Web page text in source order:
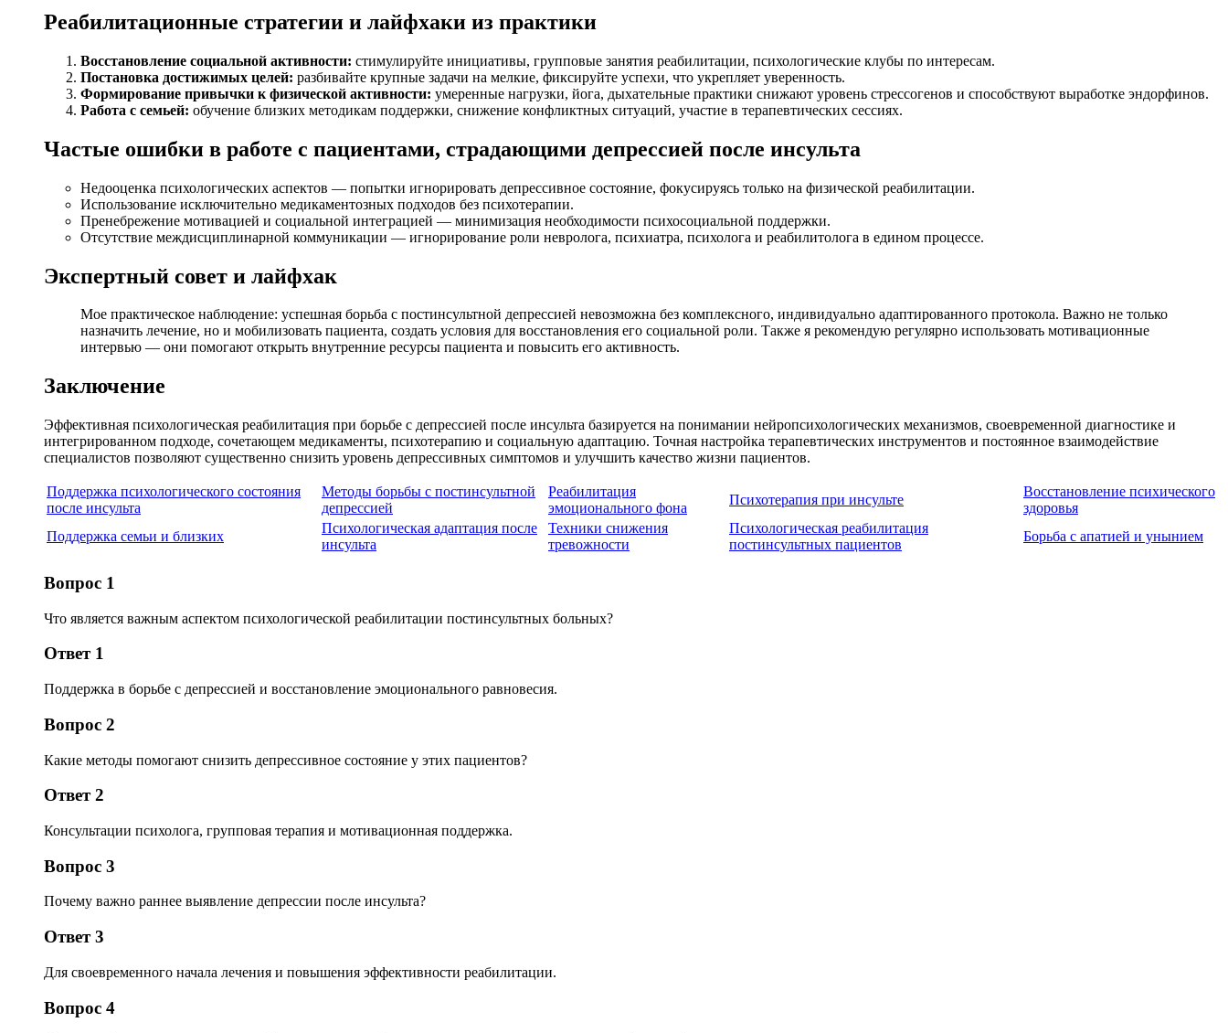
Реабилитационные стратегии и лайфхаки из практики
Восстановление социальной активности: стимулируйте инициативы, групповые занятия реабилитации, психологические клубы по интересам.
Постановка достижимых целей: разбивайте крупные задачи на мелкие, фиксируйте успехи, что укрепляет уверенность.
Формирование привычки к физической активности: умеренные нагрузки, йога, дыхательные практики снижают уровень стрессогенов и способствуют выработке эндорфинов.
Работа с семьей: обучение близких методикам поддержки, снижение конфликтных ситуаций, участие в терапевтических сессиях.
Частые ошибки в работе с пациентами, страдающими депрессией после инсульта
Недооценка психологических аспектов — попытки игнорировать депрессивное состояние, фокусируясь только на физической реабилитации.
Использование исключительно медикаментозных подходов без психотерапии.
Пренебрежение мотивацией и социальной интеграцией — минимизация необходимости психосоциальной поддержки.
Отсутствие междисциплинарной коммуникации — игнорирование роли невролога, психиатра, психолога и реабилитолога в едином процессе.
Экспертный совет и лайфхак
Мое практическое наблюдение: успешная борьба с постинсультной депрессией невозможна без комплексного, индивидуально адаптированного протокола. Важно не только
назначить лечение, но и мобилизовать пациента, создать условия для восстановления его социальной роли. Также я рекомендую регулярно использовать мотивационные
интервью — они помогают открыть внутренние ресурсы пациента и повысить его активность.
Заключение
Эффективная психологическая реабилитация при борьбе с депрессией после инсульта базируется на понимании нейропсихологических механизмов, своевременной диагностике и
интегрированном подходе, сочетающем медикаменты, психотерапию и социальную адаптацию. Точная настройка терапевтических инструментов и постоянное взаимодействие
специалистов позволяют существенно снизить уровень депрессивных симптомов и улучшить качество жизни пациентов.
Поддержка психологического состояния
после инсульта
Методы борьбы с постинсультной
депрессией
Реабилитация
эмоционального фона
Психотерапия при инсульте
Восстановление психического
здоровья
Поддержка семьи и близких
Психологическая адаптация после
инсульта
Техники снижения
тревожности
Психологическая реабилитация
постинсультных пациентов
Борьба с апатией и унынием
Вопрос 1
Что является важным аспектом психологической реабилитации постинсультных больных?
Ответ 1
Поддержка в борьбе с депрессией и восстановление эмоционального равновесия.
Вопрос 2
Какие методы помогают снизить депрессивное состояние у этих пациентов?
Ответ 2
Консультации психолога, групповая терапия и мотивационная поддержка.
Вопрос 3
Почему важно раннее выявление депрессии после инсульта?
Ответ 3
Для своевременного начала лечения и повышения эффективности реабилитации.
Вопрос 4